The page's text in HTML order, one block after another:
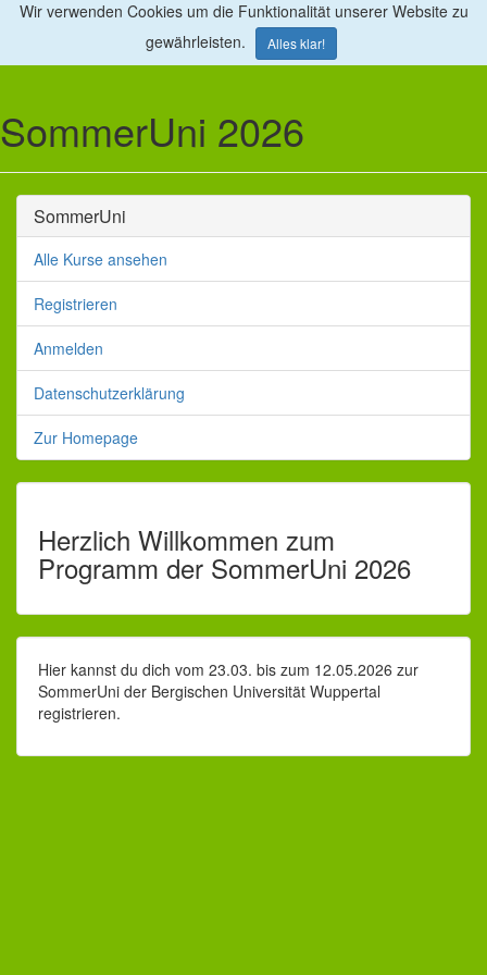
Wir verwenden Cookies um die Funktionalität unserer Website zu
gewährleisten.
Alles klar!
SommerUni 2026
SommerUni
Alle Kurse ansehen
Registrieren
Anmelden
Datenschutzerklärung
Zur Homepage
Herzlich Willkommen zum
Programm der SommerUni 2026
Hier kannst du dich vom 23.03. bis zum 12.05.2026 zur
SommerUni der Bergischen Universität Wuppertal
registrieren.